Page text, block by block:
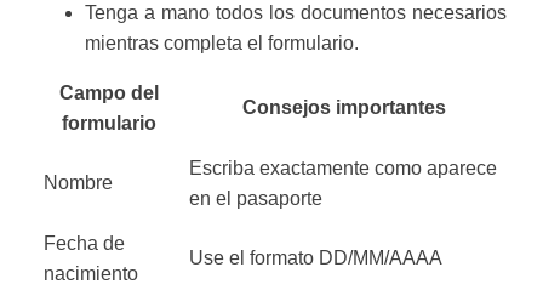
Tenga a mano todos los documentos necesarios
mientras completa el formulario.
Campo del
formulario
Consejos importantes
Nombre
Escriba exactamente como aparece
en el pasaporte
Fecha de
nacimiento
Use el formato DD/MM/AAAA